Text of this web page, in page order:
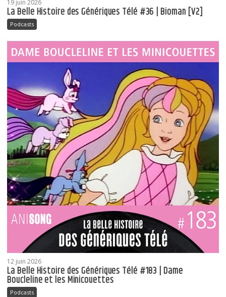
19 juin 2026
La Belle Histoire des Génériques Télé #36 | Bioman [V2]
Podcasts
12 juin 2026
La Belle Histoire des Génériques Télé #183 | Dame
Boucleline et les Minicouettes
Podcasts